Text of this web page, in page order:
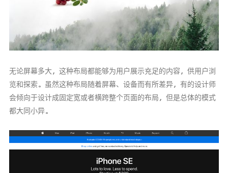
无论屏幕多大，这种布局都能够为用户展示充足的内容，供用户浏
览和探索。虽然这种布局随着屏幕、设备而有所差异，有的设计师
会倾向于设计成固定宽或者横跨整个页面的布局，但是总体的模式
都大同小异。